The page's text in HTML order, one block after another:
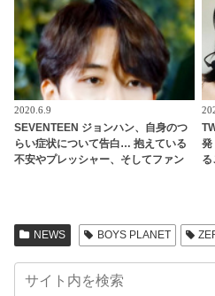
2020.6.9
SEVENTEEN ジョンハン、自身のつ
らい症状について告白… 抱えている
不安やプレッシャー、そしてファン
発
NEWS BOYS PLANET